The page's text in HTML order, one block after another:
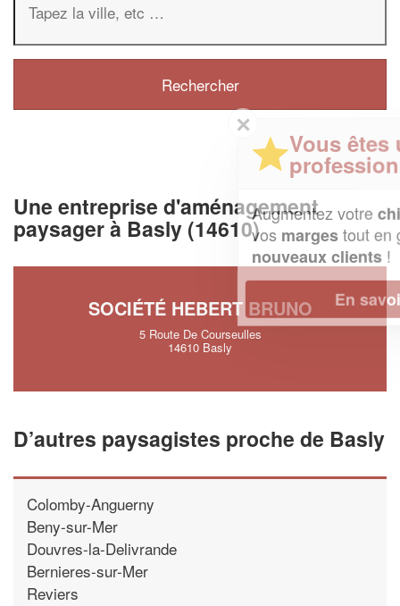
Une entreprise d'aménagement
paysager à Basly (14610)
SOCIÉTÉ HEBERT BRUNO
5 Route De Courseulles
14610 Basly
D’autres paysagistes proche de Basly
Colomby-Anguerny
Beny-sur-Mer
Douvres-la-Delivrande
Bernieres-sur-Mer
Reviers
Vous êtes un
professionnel ?
Augmentez votrechiffre d'affaireset
vosmargestout en gagnant de
En savoir plus